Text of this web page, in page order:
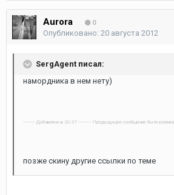
Aurora 0
Опубликовано: 20 августа 2012
SergAgent писал:
намордника в нем нету)
---------- Добавлено в 20:37 ---------- Предыдущее сообщение было
позже скину другие ссылки по теме